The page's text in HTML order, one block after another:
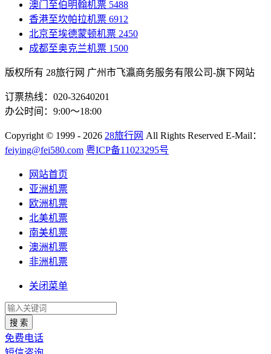
澳门至伯明翰机票 5488
香港至坎帕拉机票 6912
北京至埃德蒙顿机票 2450
成都至奥克兰机票 1500
版权所有 28旅行网 广州市飞瀛商务服务有限公司-旗下网站
订票热线：020-32640201
办公时间：9:00～18:00
Copyright © 1999 - 2026 28旅行网 All Rights Reserved E-Mail：
feiying@fei580.com 粤ICP备11023295号
网站首页
亚洲机票
欧洲机票
北美机票
南美机票
澳洲机票
非洲机票
关闭菜单
搜 索
免费电话